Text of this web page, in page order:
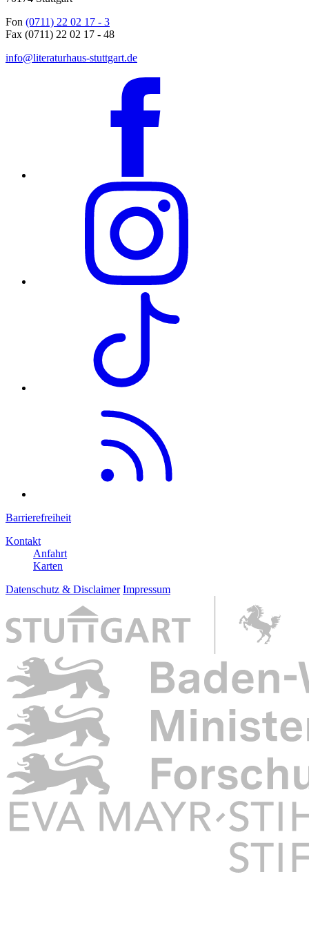
Fon (0711) 22 02 17 - 3
Fax (0711) 22 02 17 - 48
info@literaturhaus-stuttgart.de
Barrierefreiheit
Kontakt
Anfahrt
Karten
Datenschutz & Disclaimer Impressum